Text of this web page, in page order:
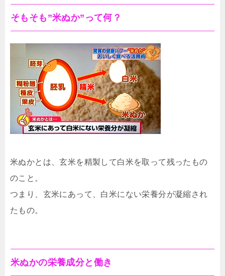
そもそも”米ぬか”って何？
米ぬかとは、玄米を精製して白米を取って残ったもの
のこと。
つまり、玄米にあって、白米にない栄養分が凝縮され
たもの。
米ぬかの栄養成分と働き